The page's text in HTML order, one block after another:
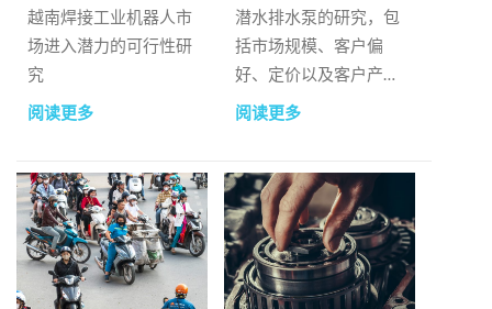
越南焊接工业机器人市
场进入潜力的可行性研
究
阅读更多
潜水排水泵的研究，包
括市场规模、客户偏
好、定价以及客户产品
在越南市场被接受的可
阅读更多